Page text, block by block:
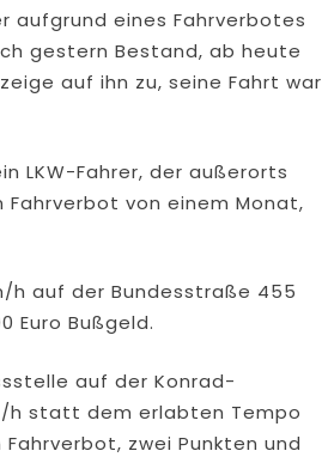
aufgrund eines Fahrverbotes
gestern Bestand, ab heute
auf ihn zu, seine Fahrt war
LKW-Fahrer, der außerorts
von einem Monat,
h auf der Bundesstraße 455
Euro Bußgeld.
auf der Konrad-
h statt dem erlabten Tempo
zwei Punkten und